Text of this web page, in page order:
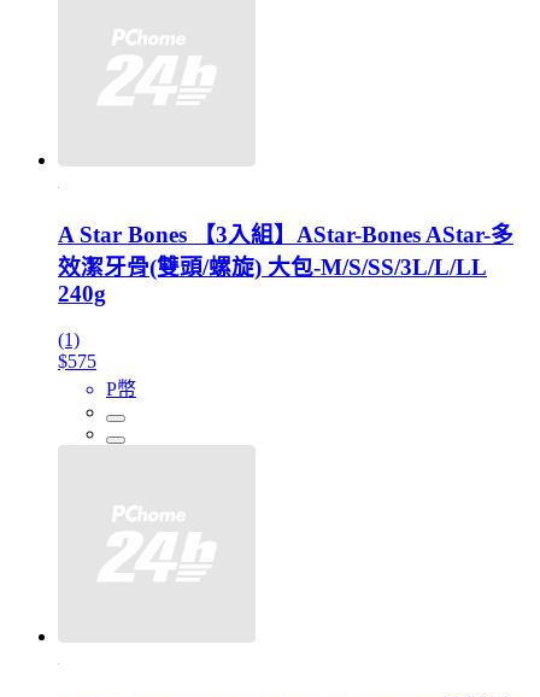
A Star Bones 【3入組】AStar-Bones AStar-多
效潔牙骨(雙頭/螺旋) 大包-M/S/SS/3L/L/LL
240g
(1)
$575
P幣